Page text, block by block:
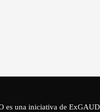
es una iniciativa de